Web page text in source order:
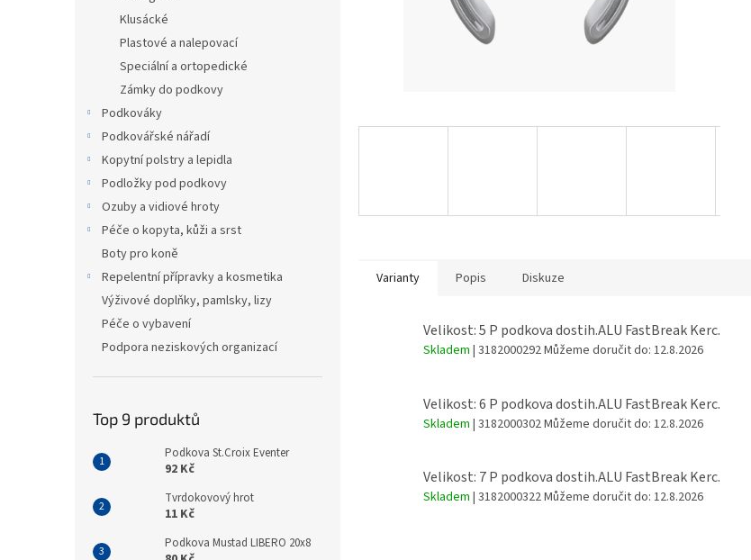
Klusácké
Plastové a nalepovací
Speciální a ortopedické
Zámky do podkovy
Podkováky
Podkovářské nářadí
Kopytní polstry a lepidla
Podložky pod podkovy
Ozuby a vidiové hroty
Péče o kopyta, kůži a srst
Boty pro koně
Repelentní přípravky a kosmetika
Výživové doplňky, pamlsky, lizy
Péče o vybavení
Podpora neziskových organizací
Top 9 produktů
Podkova St.Croix Eventer
92 Kč
Tvrdokovový hrot
11 Kč
Podkova Mustad LIBERO 20x8
Varianty Popis Diskuze
Velikost: 5 P podkova dostih.ALU FastBreak Kerc.
Skladem | 3182000292Můžeme doručit do: 12.8.2026
Velikost: 6 P podkova dostih.ALU FastBreak Kerc.
Skladem | 3182000302Můžeme doručit do: 12.8.2026
Velikost: 7 P podkova dostih.ALU FastBreak Kerc.
Skladem | 3182000322Můžeme doručit do: 12.8.2026